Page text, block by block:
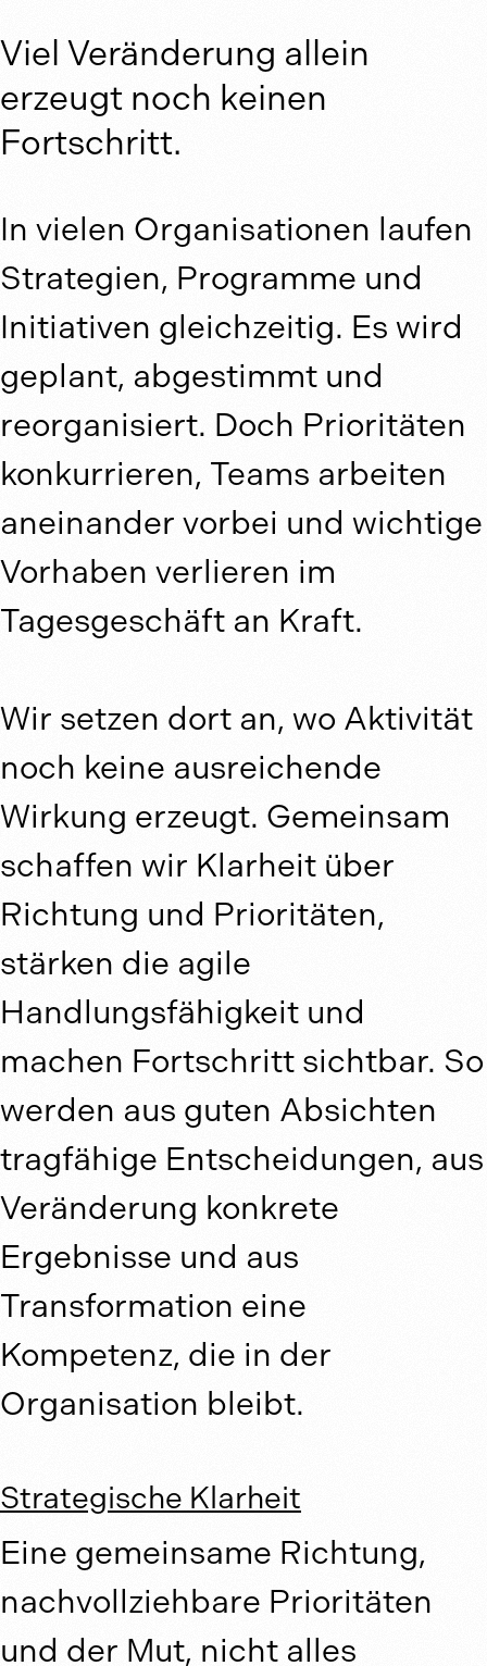
Viel Veränderung allein
erzeugt noch keinen
Fortschritt.
In vielen Organisationen laufen
Strategien, Programme und
Initiativen gleichzeitig. Es wird
geplant, abgestimmt und
reorganisiert. Doch Prioritäten
konkurrieren, Teams arbeiten
aneinander vorbei und wichtige
Vorhaben verlieren im
Tagesgeschäft an Kraft.
Wir setzen dort an, wo Aktivität
noch keine ausreichende
Wirkung erzeugt. Gemeinsam
schaffen wir Klarheit über
Richtung und Prioritäten,
stärken die agile
Handlungsfähigkeit und
machen Fortschritt sichtbar. So
werden aus guten Absichten
tragfähige Entscheidungen, aus
Veränderung konkrete
Ergebnisse und aus
Transformation eine
Kompetenz, die in der
Organisation bleibt.
Strategische Klarheit
Eine gemeinsame Richtung,
nachvollziehbare Prioritäten
und der Mut, nicht alles